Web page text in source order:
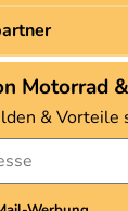
(3.492)
Motorrad
& Vorteile